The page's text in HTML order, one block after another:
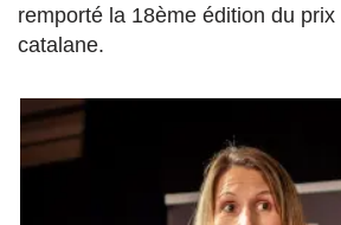
remporté la 18ème édition du prix
catalane.